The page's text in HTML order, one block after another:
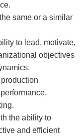
same or a similar
to lead, motivate,
objectives
the ability to
and efficient